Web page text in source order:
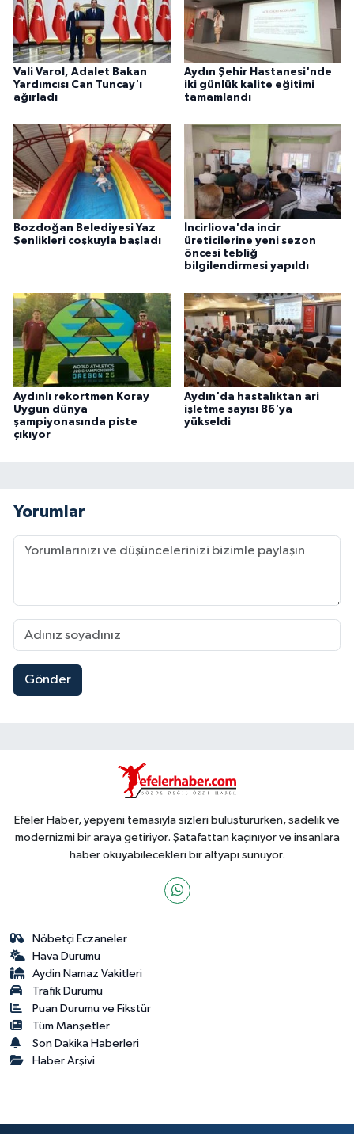
Vali Varol, Adalet Bakan
Yardımcısı Can Tuncay'ı
ağırladı
Aydın Şehir Hastanesi'nde
iki günlük kalite eğitimi
tamamlandı
Bozdoğan Belediyesi Yaz
Şenlikleri coşkuyla başladı
İncirliova'da incir
üreticilerine yeni sezon
öncesi tebliğ
bilgilendirmesi yapıldı
Aydınlı rekortmen Koray
Uygun dünya
şampiyonasında piste
çıkıyor
Aydın'da hastalıktan ari
işletme sayısı 86'ya
yükseldi
Yorumlar
Gönder
Efeler Haber, yepyeni temasıyla sizleri buluştururken, sadelik ve
modernizmi bir araya getiriyor. Şatafattan kaçınıyor ve insanlara
haber okuyabilecekleri bir altyapı sunuyor.
Nöbetçi Eczaneler
Hava Durumu
Aydin Namaz Vakitleri
Trafik Durumu
Puan Durumu ve Fikstür
Tüm Manşetler
Son Dakika Haberleri
Haber Arşivi